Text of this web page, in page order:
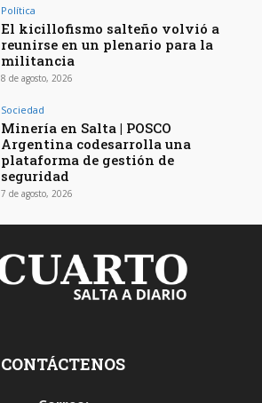
Política
El kicillofismo salteño volvió a
reunirse en un plenario para la
militancia
8 de agosto, 2026
Sociedad
Minería en Salta | POSCO
Argentina codesarrolla una
plataforma de gestión de
seguridad
7 de agosto, 2026
CONTÁCTENOS